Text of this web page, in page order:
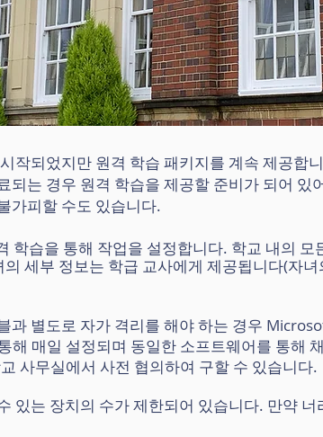
작되었지만 원격 학습 패키지를 계속 제공합
되는 경우 원격 학습을 제공할 준비가 되어 있
가피할 수도 있습니다.
학습을 통해 작업을 설정합니다. 학교 내의
세부 정보는 학급 교사에게 제공됩니다(자
과 별도로 자가 격리를 해야 하는 경우
해 매일 설정되며 동일한 소프트웨어를 통해
사무실에서 사전 협의하여 구할 수 있습니다.
있는 장치의 수가 제한되어 있습니다. 만약 너